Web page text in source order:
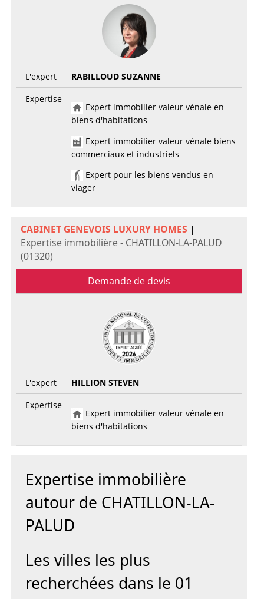
L'expert
RABILLOUD SUZANNE
Expertise
Expert immobilier valeur vénale en
biens d'habitations
Expert immobilier valeur vénale biens
commerciaux et industriels
Expert pour les biens vendus en
viager
CABINET GENEVOIS LUXURY HOMES |
Expertise immobilière - CHATILLON-LA-PALUD
(01320)
Demande de devis
L'expert
HILLION STEVEN
Expertise
Expert immobilier valeur vénale en
biens d'habitations
Expertise immobilière
autour de CHATILLON-LA-
PALUD
Les villes les plus
recherchées dans le 01